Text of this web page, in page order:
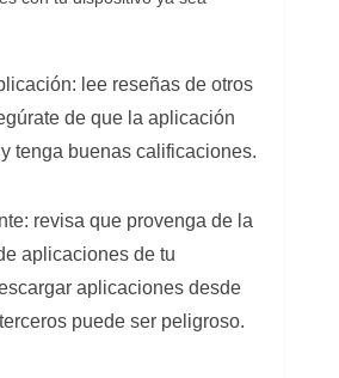
lee reseñas de otros
de que la aplicación
tenga buenas calificaciones.
revisa que provenga de la
aplicaciones de tu
aplicaciones desde
puede ser peligroso.